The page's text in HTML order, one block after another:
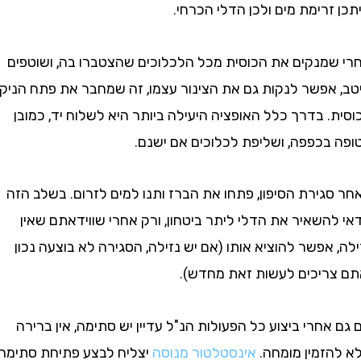
מים ולכן הדלי הכרחי.
את הכוסית מכל הלכלוכים שהצטברו בה, ושוטפים
לנקות גם את הצינור עצמו, זה שמחבר את פתח הניקוז
בדרך כלל האופציה היעילה ביותר היא לשלוח יד, כמובן
ושליפת לכלוכים אם ישנם.
הסיפון, פתחו את הברז ותנו למים לזרום. בשלב הזה
את הדלי ליתר ביטחון, ורק אחרי שווידאתם שאין
להוציא אותו (אם יש נזילה, הסגירה לא בוצעה נכון
לעשות זאת מחדש).
ביצוע כל הפעולות הנ"ל עדיין יש סתימה, אין ברירה
מומחה.אינסטלטור מנוסהיצליח לבצע פתיחת סתימה